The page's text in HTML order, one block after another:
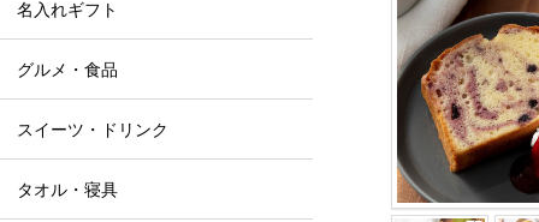
名入れギフト
グルメ・食品
スイーツ・ドリンク
タオル・寝具